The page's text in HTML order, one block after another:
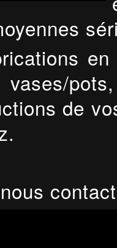
de